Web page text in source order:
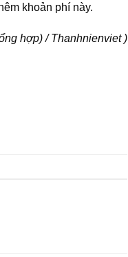
khoản phí này.
hợp) / Thanhnienviet )